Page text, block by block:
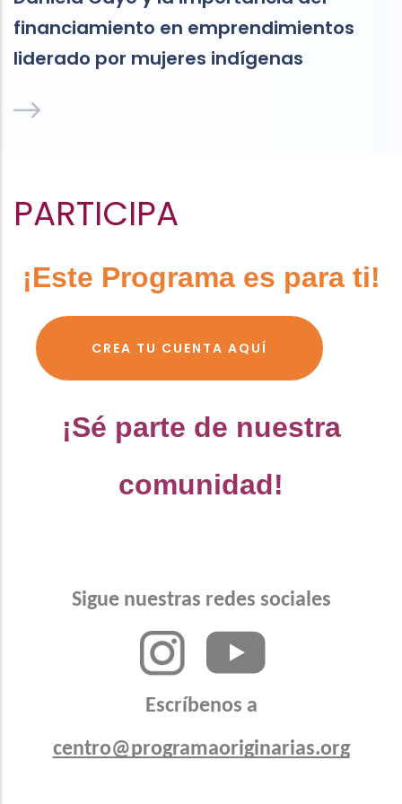
financiamiento en emprendimientos
liderado por mujeres indígenas
PARTICIPA
¡Este Programa es para ti!
CREA TU CUENTA AQUÍ
¡Sé parte de nuestra
comunidad!
Sigue nuestras redes sociales
Escríbenos a
centro@programaoriginarias.org